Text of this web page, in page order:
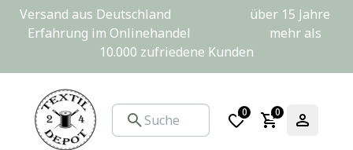
Versand aus Deutschland                         über 15 Jahre
Erfahrung im Onlinehandel                         mehr als
10.000 zufriedene Kunden
0 0